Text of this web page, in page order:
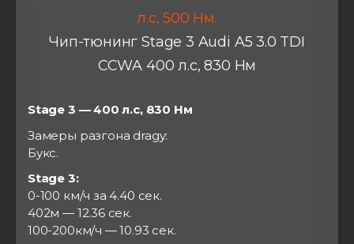
л.с, 500 Нм.
Чип-тюнинг Stage 3 Audi A5 3.0 TDI
CCWA 400 л.с, 830 Нм
Stage 3 — 400 л.с, 830 Нм
Замеры разгона dragy:
Букс.
Stage 3:
0-100 км/ч за 4.40 сек.
402м — 12.36 сек.
100-200км/ч — 10.93 сек.